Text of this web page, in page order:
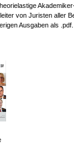
von Juristen aller
Ausgaben als